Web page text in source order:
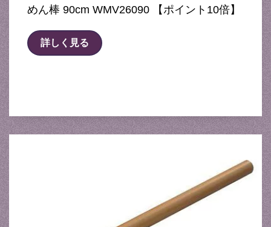
めん棒 90cm WMV26090 【ポイント10倍】
詳しく見る